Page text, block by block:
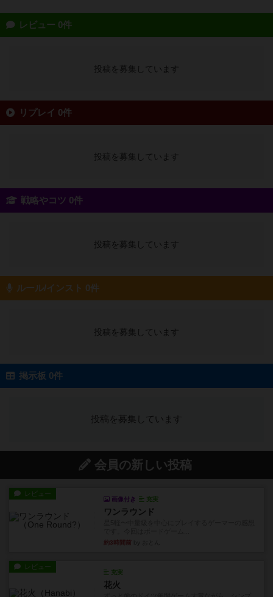
レビュー 0件
投稿を募集しています
リプレイ 0件
投稿を募集しています
戦略やコツ 0件
投稿を募集しています
ルール/インスト 0件
投稿を募集しています
掲示板 0件
投稿を募集しています
会員の新しい投稿
レビュー
画像付き 充実
ワンラウンド
約3時間前
レビュー
充実
花火